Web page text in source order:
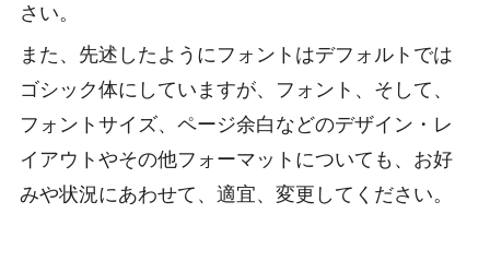
さい。
また、先述したようにフォントはデフォルトでは
ゴシック体にしていますが、フォント、そして、
フォントサイズ、ページ余白などのデザイン・レ
イアウトやその他フォーマットについても、お好
みや状況にあわせて、適宜、変更してください。